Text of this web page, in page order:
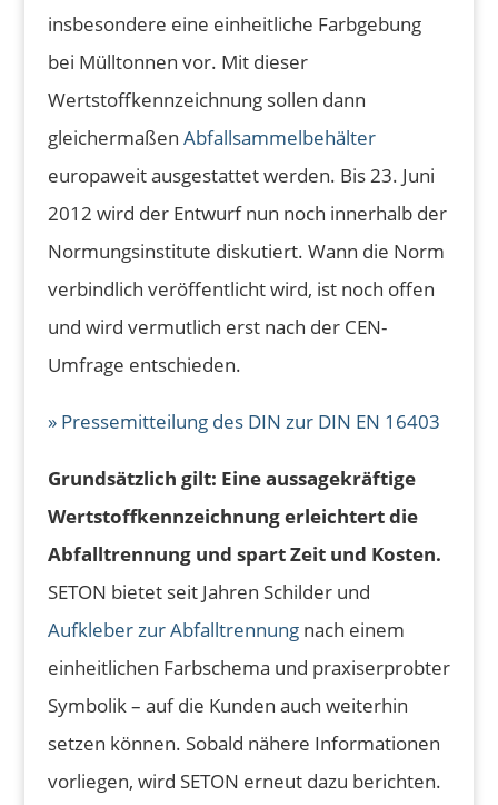
insbesondere eine einheitliche Farbgebung
bei Mülltonnen vor. Mit dieser
Wertstoffkennzeichnung sollen dann
gleichermaßen Abfallsammelbehälter
europaweit ausgestattet werden. Bis 23. Juni
2012 wird der Entwurf nun noch innerhalb der
Normungsinstitute diskutiert. Wann die Norm
verbindlich veröffentlicht wird, ist noch offen
und wird vermutlich erst nach der CEN-
Umfrage entschieden.
» Pressemitteilung des DIN zur DIN EN 16403
Grundsätzlich gilt: Eine aussagekräftige
Wertstoffkennzeichnung erleichtert die
Abfalltrennung und spart Zeit und Kosten.
SETON bietet seit Jahren Schilder und
Aufkleber zur Abfalltrennungnach einem
einheitlichen Farbschema und praxiserprobter
Symbolik – auf die Kunden auch weiterhin
setzen können. Sobald nähere Informationen
vorliegen, wird SETON erneut dazu berichten.